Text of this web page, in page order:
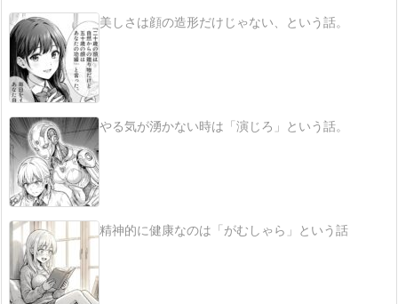
美しさは顔の造形だけじゃない、という話。
やる気が湧かない時は「演じろ」という話。
精神的に健康なのは「がむしゃら」という話